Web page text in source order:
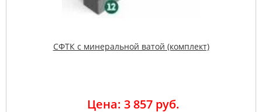
СФТК с минеральной ватой (комплект)
Цена: 3 857 руб.